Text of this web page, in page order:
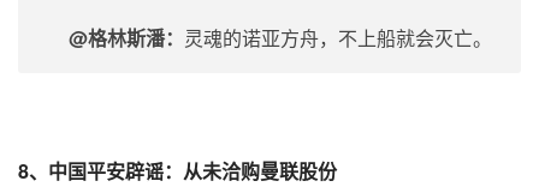
@格林斯潘： 灵魂的诺亚方舟，不上船就会灭亡。
8、中国平安辟谣：从未洽购曼联股份